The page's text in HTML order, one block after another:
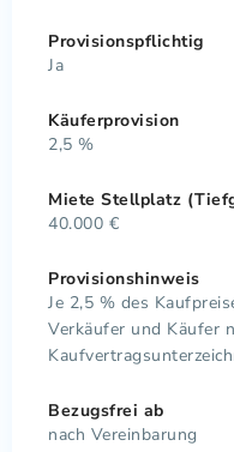
Provisionspflichtig
Ja
Käuferprovision
2,5 %
Miete Stellplatz
40.000 €
Provisionshinweis
Je 2,5 % des
Verkäufer und Käufer
Bezugsfrei ab
nach Vereinbarung